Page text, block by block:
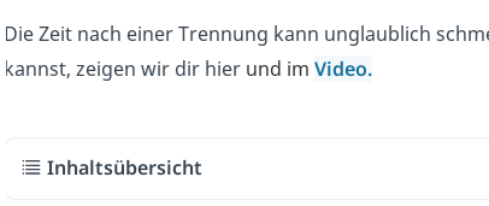
Die Zeit nach einer Trennung kann unglaublich
kannst, zeigen wir dir hier und im Video.
Inhaltsübersicht